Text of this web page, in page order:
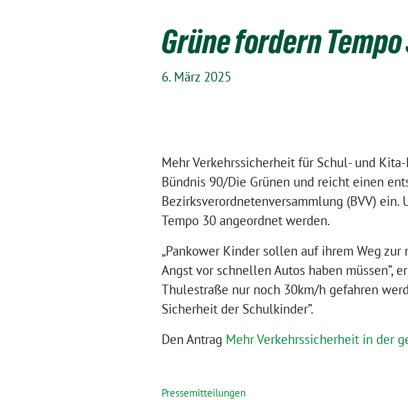
Grüne fordern
6. März 2025
Mehr Verkehrssicherheit für Schul- und
Bündnis 90/Die Grünen und reicht einen
Bezirksverordnetenversammlung (BVV)
Tempo 30 angeordnet werden.
„Pankower Kinder sollen auf ihrem Weg
Angst vor schnellen Autos haben müssen”,
Thulestraße nur noch 30km/h gefahren
Sicherheit der Schulkinder”.
Den Antrag Mehr Verkehrssicherheit in der
Pressemitteilungen